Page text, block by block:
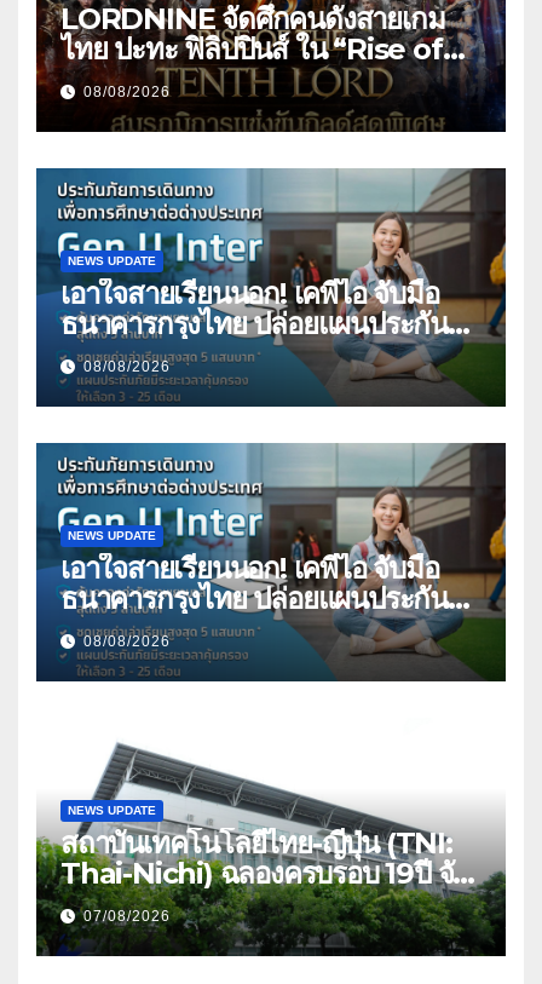
LORDNINE จัดศึกคนดังสายเกม
ไทย ปะทะ ฟิลิปปินส์ ใน “Rise of
the Tenth Lord” เปิดสงครามกิ
ลด์ข้ามประเทศ ฉลองเซิร์ฟเวอร์ใหม่
เฮเลนา
08/08/2026
NEWS UPDATE
เอาใจสายเรียนนอก! เคพีไอ จับมือ
ธนาคารกรุงไทย ปล่อยแผนประกัน
“GEN U INTER” ยกระดับความ
คุ้มครองค่ารักษาเจ็บป่วย-อุบัติเหตุ
สูงสุด 5 ล้าน มีแผนประกันเลือกได้ 3-
25 เดือน
08/08/2026
NEWS UPDATE
เอาใจสายเรียนนอก! เคพีไอ จับมือ
ธนาคารกรุงไทย ปล่อยแผนประกัน
“GEN U INTER” ยกระดับความ
คุ้มครองค่ารักษาเจ็บป่วย-อุบัติเหตุ
สูงสุด 5 ล้าน มีแผนประกันเลือกได้ 3-
08/08/2026
NEWS UPDATE
สถาบันเทคโนโลยีไทย-ญี่ปุ่น (TNI:
Thai-Nichi) ฉลองครบรอบ 19ปี จัด
งาน “TNI Day 2026” ประกาศ
ความเป็นผู้นำด้านสถาบันการศึกษา
ที่มุ่งมั่น พร้อมพัฒนาและปรับปรุง
07/08/2026